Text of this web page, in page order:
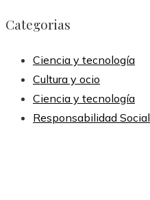
Categorias
Ciencia y tecnología
Cultura y ocio
Ciencia y tecnología
Responsabilidad Social